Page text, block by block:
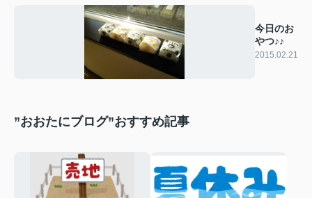
今日のお
やつ♪♪
2015.02.21
”おおたにブログ”おすすめ記事